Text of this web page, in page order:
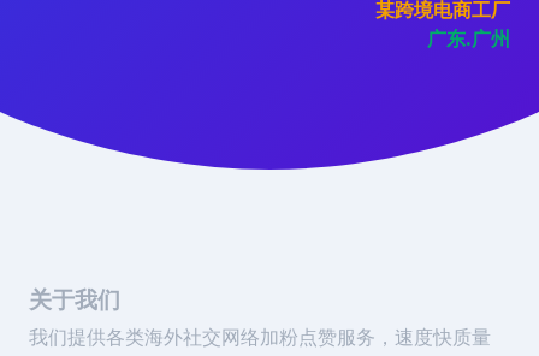
某跨境电商工厂
广东.广州
关于我们
我们提供各类海外社交网络加粉点赞服务，速度快质量